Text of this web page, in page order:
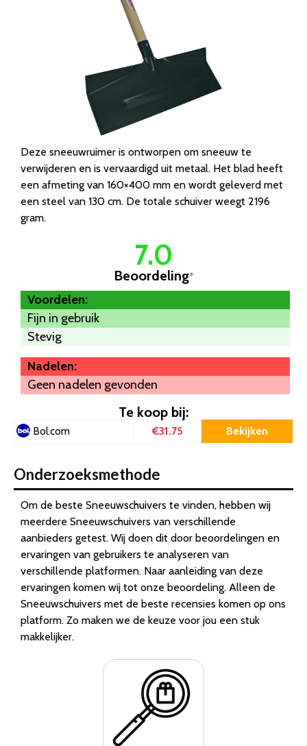
Deze sneeuwruimer is ontworpen om sneeuw te
verwijderen en is vervaardigd uit metaal. Het blad heeft
een afmeting van 160×400 mm en wordt geleverd met
een steel van 130 cm. De totale schuiver weegt 2196
gram.
7.0
Beoordeling*
Voordelen:
Fijn in gebruik
Stevig
Nadelen:
Geen nadelen gevonden
Te koop bij:
Bol.com €31.75 Bekijken
Onderzoeksmethode
Om de beste Sneeuwschuivers te vinden, hebben wij
meerdere Sneeuwschuivers van verschillende
aanbieders getest. Wij doen dit door beoordelingen en
ervaringen van gebruikers te analyseren van
verschillende platformen. Naar aanleiding van deze
ervaringen komen wij tot onze beoordeling. Alleen de
Sneeuwschuivers met de beste recensies komen op ons
platform. Zo maken we de keuze voor jou een stuk
makkelijker.